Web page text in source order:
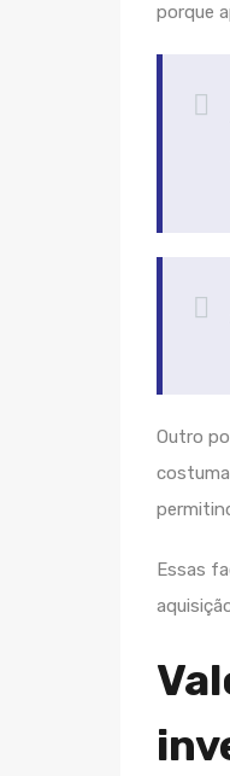
porque
Outro
Essas